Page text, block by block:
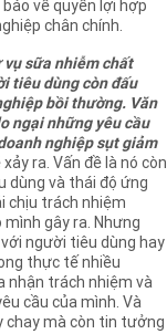
về quyền lợi hợp
chân chính.
vụ sữa nhiễm chất
tiêu dùng còn đấu
bồi thường. Văn
ngại những yêu cầu
nghiệp sụt giảm
ra. Vấn đề là nó còn
dùng và thái độ ứng
chịu trách nhiệm
gây ra. Nhưng
người tiêu dùng hay
thực tế nhiều
nhận trách nhiệm và
cầu của mình. Và
chay mà còn tin tưởng